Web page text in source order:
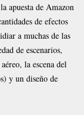
apuesta de Amazon
de efectos
a muchas de las
de escenarios,
la escena del
y un diseño de